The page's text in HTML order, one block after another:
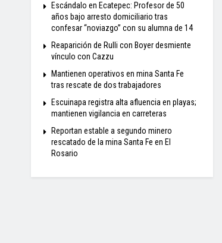
Escándalo en Ecatepec: Profesor de 50
años bajo arresto domiciliario tras
confesar “noviazgo” con su alumna de 14
Reaparición de Rulli con Boyer desmiente
vínculo con Cazzu
Mantienen operativos en mina Santa Fe
tras rescate de dos trabajadores
Escuinapa registra alta afluencia en playas;
mantienen vigilancia en carreteras
Reportan estable a segundo minero
rescatado de la mina Santa Fe en El
Rosario